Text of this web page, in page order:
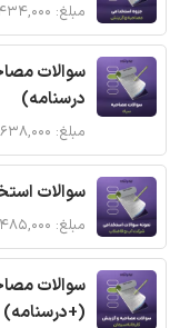
مبلغ: ۴۳۴,۰۰۰ تومان
سوالات
درسنامه)
مبلغ: ۶۳۸,۰۰۰ تومان
سوالات
مبلغ: ۴۸۵,۰۰۰ تومان
سوالات
(+درسنامه)